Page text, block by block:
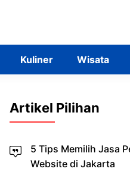
Kuliner Wisata
Artikel Pilihan
5 Tips Memilih Jasa
Website di Jakarta